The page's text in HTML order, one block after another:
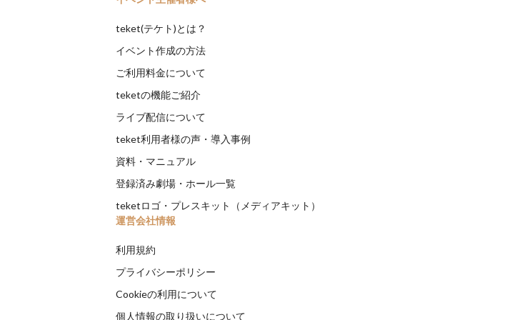
teket(テケト)とは？
イベント作成の方法
ご利用料金について
teketの機能ご紹介
ライブ配信について
teket利用者様の声・導入事例
資料・マニュアル
登録済み劇場・ホール一覧
teketロゴ・プレスキット（メディアキット）
運営会社情報
利用規約
プライバシーポリシー
Cookieの利用について
個人情報の取り扱いについて